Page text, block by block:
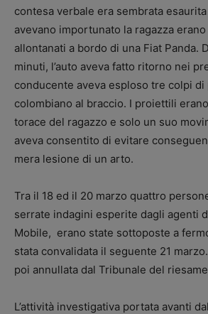
contesa verbale era sembrata
avevano importunato la ragazza
allontanati a bordo di una Fiat Panda.
minuti, l’auto aveva fatto ritorno nei
conducente aveva esploso tre colpi
colombiano al braccio. I proiettili
torace del ragazzo e solo un suo
aveva consentito di evitare
mera lesione di un arto.
Tra il 18 ed il 20 marzo quattro
serrate indagini esperite dagli agenti
Mobile, erano state sottoposte a
stata convalidata il seguente 21
poi annullata dal Tribunale del
L’attività investigativa portata avanti